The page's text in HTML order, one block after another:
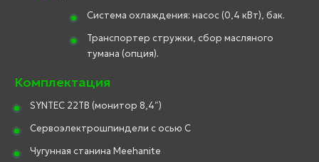
Система охлаждения: насос (0,4 кВт), бак.
Транспортер стружки, сбор масляного
тумана (опция).
Комплектация
SYNTEC 22TB (монитор 8,4”)
Сервоэлектрошпиндели с осью C
Чугунная станина Meehanite